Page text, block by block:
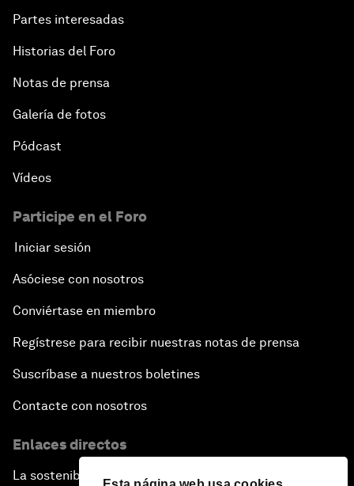
Partes interesadas
Historias del Foro
Notas de prensa
Galería de fotos
Pódcast
Vídeos
Participe en el Foro
Iniciar sesión
Asóciese con nosotros
Conviértase en miembro
Regístrese para recibir nuestras notas de prensa
Suscríbase a nuestros boletines
Contacte con nosotros
Enlaces directos
La sostenibilidad en el Foro